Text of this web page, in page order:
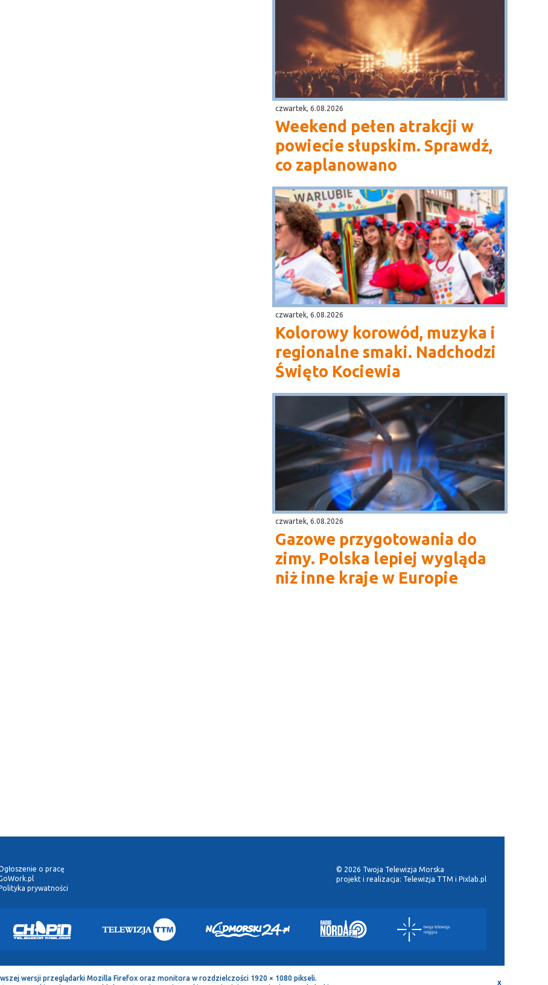
czwartek, 6.08.2026
Weekend pełen atrakcji w
powiecie słupskim. Sprawdź,
co zaplanowano
czwartek, 6.08.2026
Kolorowy korowód, muzyka i
regionalne smaki. Nadchodzi
Święto Kociewia
czwartek, 6.08.2026
Gazowe przygotowania do
zimy. Polska lepiej wygląda
niż inne kraje w Europie
o pracę
prywatności
© 2026 Twoja Telewizja Morska
projekt i realizacja: Telewizja TTM i Pixlab.pl
wersji przeglądarki Mozilla Firefox oraz monitora w rozdzielczości 1920 × 1080 pikseli.
x